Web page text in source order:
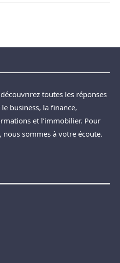
toutes les réponses
business, la finance,
et l’immobilier. Pour
sommes à votre écoute.